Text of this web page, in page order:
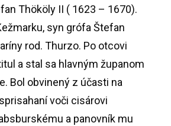
Thököly II ( 1623 – 1670).
syn grófa Štefan
rod. Thurzo. Po otcovi
a stal sa hlavným županom
Bol obvinený z účasti na
voči cisárovi
a panovník mu